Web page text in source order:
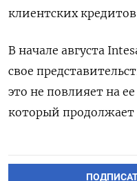
клиентских
В начале августа
свое
это не повлияет на
который продолжает